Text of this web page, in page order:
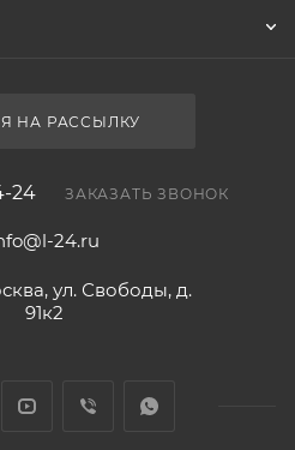
НА РАССЫЛКУ
24 ЗАКАЗАТЬ ЗВОНОК
24.ru
ул. Свободы, д.
91к2